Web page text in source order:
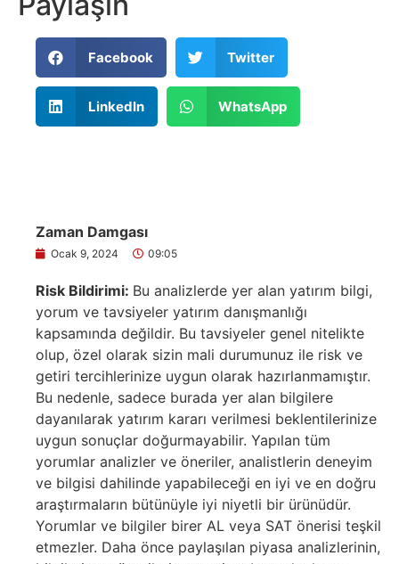
Facebook Twitter
LinkedIn WhatsApp
Zaman Damgası
Ocak 9, 2024 09:05
Risk Bildirimi: Bu analizlerde yer alan yatırım bilgi,
yorum ve tavsiyeler yatırım danışmanlığı
kapsamında değildir. Bu tavsiyeler genel nitelikte
olup, özel olarak sizin mali durumunuz ile risk ve
getiri tercihlerinize uygun olarak hazırlanmamıştır.
Bu nedenle, sadece burada yer alan bilgilere
dayanılarak yatırım kararı verilmesi beklentilerinize
uygun sonuçlar doğurmayabilir. Yapılan tüm
yorumlar analizler ve öneriler, analistlerin deneyim
ve bilgisi dahilinde yapabileceği en iyi ve en doğru
araştırmaların bütünüyle iyi niyetli bir ürünüdür.
Yorumlar ve bilgiler birer AL veya SAT önerisi teşkil
etmezler. Daha önce paylaşılan piyasa analizlerinin,